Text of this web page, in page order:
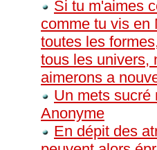
Si tu m'aimes
comme tu vis en
toutes les
tous les univers,
aimerons a
Un mets sucré
Anonyme
En dépit des